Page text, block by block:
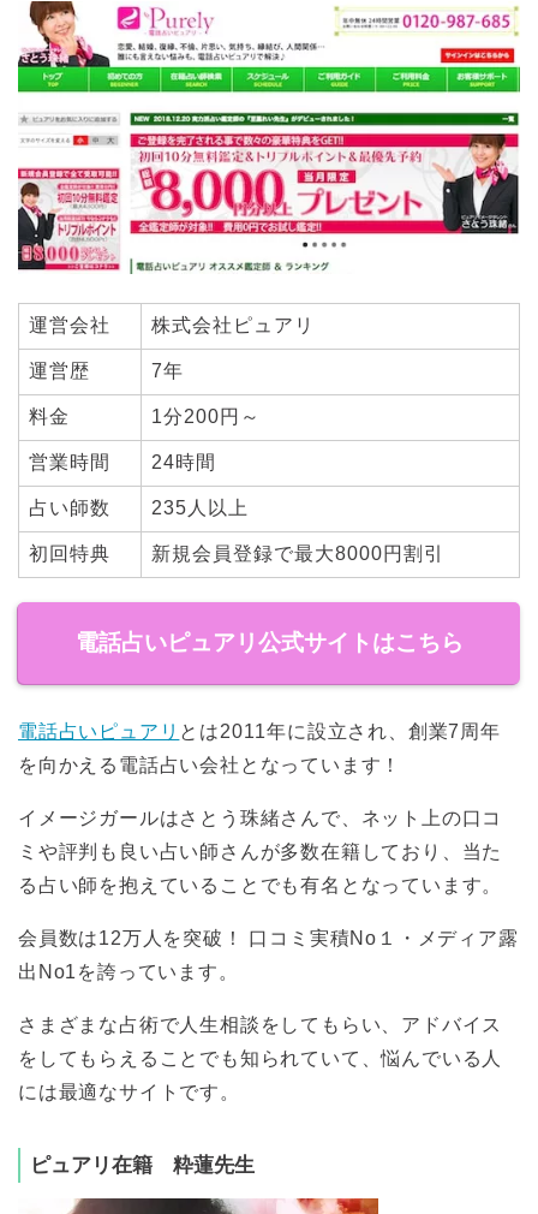
運営会社 株式会社ピュアリ
運営歴 7年
料金 1分200円～
営業時間 24時間
占い師数 235人以上
初回特典 新規会員登録で最大8000円割引
電話占いピュアリ公式サイトはこちら
電話占いピュアリ とは2011年に設立され、創業7周年
を向かえる電話占い会社となっています！
イメージガールはさとう珠緒さんで、ネット上の口コ
ミや評判も良い占い師さんが多数在籍しており、当た
る占い師を抱えていることでも有名となっています。
会員数は12万人を突破！ 口コミ実積No１・メディア露
出No1を誇っています。
さまざまな占術で人生相談をしてもらい、アドバイス
をしてもらえることでも知られていて、悩んでいる人
には最適なサイトです。
ピュアリ在籍 粋蓮先生